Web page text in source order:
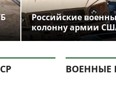
Российские
колонну армии
ВОЕННЫЕ